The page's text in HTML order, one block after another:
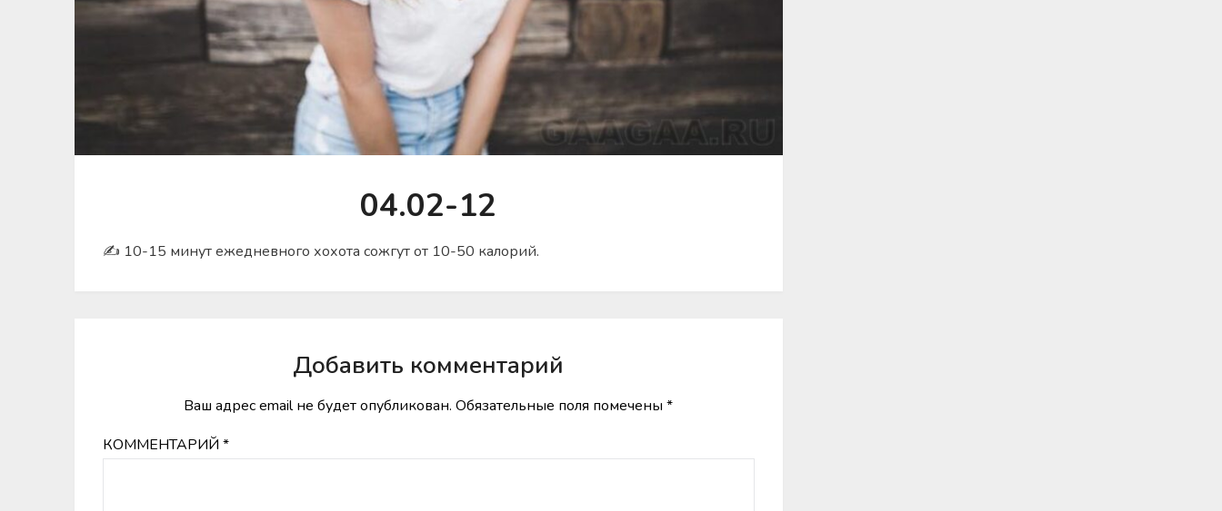
04.02-12
✍ 10-15 минут ежедневного хохота сожгут от 10-50 калорий.
Добавить комментарий
Ваш адрес email не будет опубликован. Обязательные поля помечены*
КОММЕНТАРИЙ*